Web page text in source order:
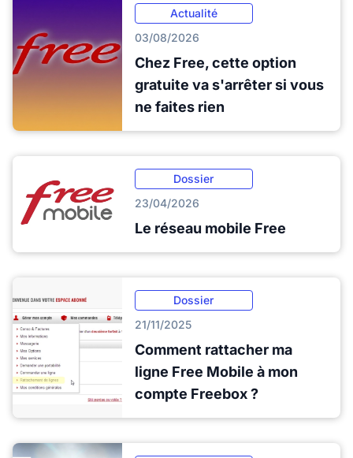
Actualité
03/08/2026
Chez Free, cette option
gratuite va s'arrêter si vous
ne faites rien
Dossier
23/04/2026
Le réseau mobile Free
Dossier
21/11/2025
Comment rattacher ma
ligne Free Mobile à mon
compte Freebox ?